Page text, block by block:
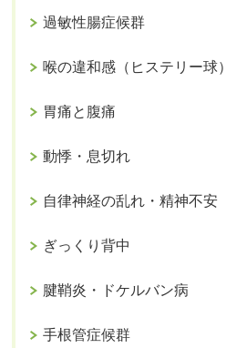
過敏性腸症候群
喉の違和感（ヒステリー球）
胃痛と腹痛
動悸・息切れ
自律神経の乱れ・精神不安
ぎっくり背中
腱鞘炎・ドケルバン病
手根管症候群